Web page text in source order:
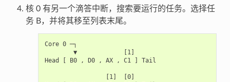
核 0 有另一个滴答中断，搜索要运行的任务。选择任
务 B，并将其移至列表末尾。
Core 0 ─┐
        ▼             [1]
Head [ B0 , D0 , AX , C1 ] Tail
                 [1]  [0]